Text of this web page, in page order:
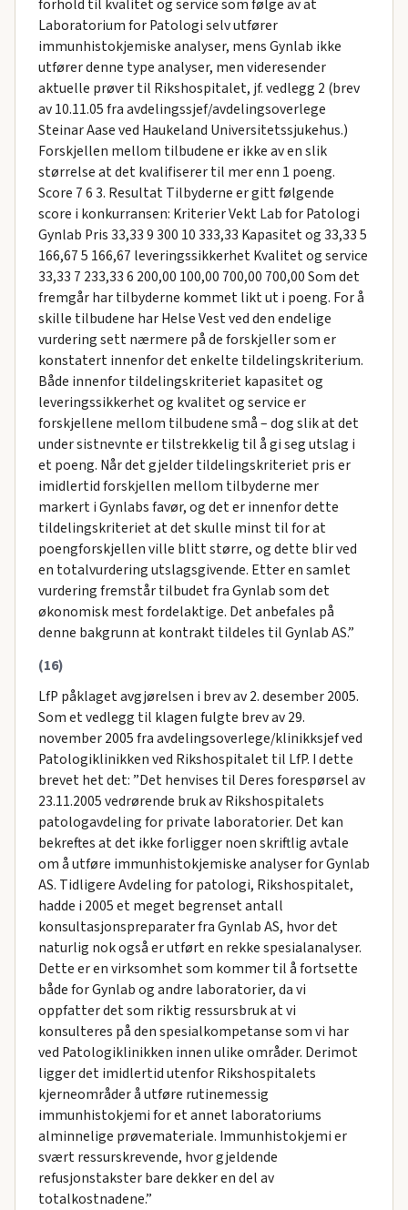
forhold til kvalitet og service som følge av at
Laboratorium for Patologi selv utfører
immunhistokjemiske analyser, mens Gynlab ikke
utfører denne type analyser, men videresender
aktuelle prøver til Rikshospitalet, jf. vedlegg 2 (brev
av 10.11.05 fra avdelingssjef/avdelingsoverlege
Steinar Aase ved Haukeland Universitetssjukehus.)
Forskjellen mellom tilbudene er ikke av en slik
størrelse at det kvalifiserer til mer enn 1 poeng.
Score 7 6 3. Resultat Tilbyderne er gitt følgende
score i konkurransen: Kriterier Vekt Lab for Patologi
Gynlab Pris 33,33 9 300 10 333,33 Kapasitet og 33,33 5
166,67 5 166,67 leveringssikkerhet Kvalitet og service
33,33 7 233,33 6 200,00 100,00 700,00 700,00 Som det
fremgår har tilbyderne kommet likt ut i poeng. For å
skille tilbudene har Helse Vest ved den endelige
vurdering sett nærmere på de forskjeller som er
konstatert innenfor det enkelte tildelingskriterium.
Både innenfor tildelingskriteriet kapasitet og
leveringssikkerhet og kvalitet og service er
forskjellene mellom tilbudene små – dog slik at det
under sistnevnte er tilstrekkelig til å gi seg utslag i
et poeng. Når det gjelder tildelingskriteriet pris er
imidlertid forskjellen mellom tilbyderne mer
markert i Gynlabs favør, og det er innenfor dette
tildelingskriteriet at det skulle minst til for at
poengforskjellen ville blitt større, og dette blir ved
en totalvurdering utslagsgivende. Etter en samlet
vurdering fremstår tilbudet fra Gynlab som det
økonomisk mest fordelaktige. Det anbefales på
denne bakgrunn at kontrakt tildeles til Gynlab AS.”
(16)
LfP påklaget avgjørelsen i brev av 2. desember 2005.
Som et vedlegg til klagen fulgte brev av 29.
november 2005 fra avdelingsoverlege/klinikksjef ved
Patologiklinikken ved Rikshospitalet til LfP. I dette
brevet het det: ”Det henvises til Deres forespørsel av
23.11.2005 vedrørende bruk av Rikshospitalets
patologavdeling for private laboratorier. Det kan
bekreftes at det ikke forligger noen skriftlig avtale
om å utføre immunhistokjemiske analyser for Gynlab
AS. Tidligere Avdeling for patologi, Rikshospitalet,
hadde i 2005 et meget begrenset antall
konsultasjonspreparater fra Gynlab AS, hvor det
naturlig nok også er utført en rekke spesialanalyser.
Dette er en virksomhet som kommer til å fortsette
både for Gynlab og andre laboratorier, da vi
oppfatter det som riktig ressursbruk at vi
konsulteres på den spesialkompetanse som vi har
ved Patologiklinikken innen ulike områder. Derimot
ligger det imidlertid utenfor Rikshospitalets
kjerneområder å utføre rutinemessig
immunhistokjemi for et annet laboratoriums
alminnelige prøvemateriale. Immunhistokjemi er
svært ressurskrevende, hvor gjeldende
refusjonstakster bare dekker en del av
totalkostnadene.”